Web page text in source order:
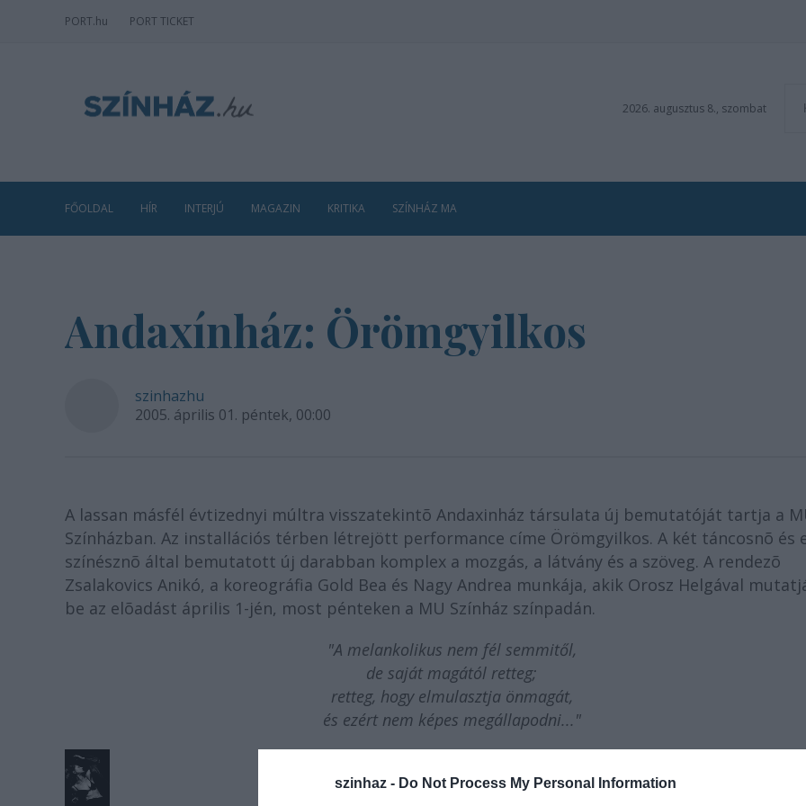
szinhaz - Do Not Process My Personal Information
PORT.hu PORT TICKET
2026. augusztus 8., szombat
FŐOLDAL HÍR INTERJÚ MAGAZIN KRITIKA SZÍNHÁZ MA
Andaxínház: Örömgyilkos
szinhazhu
2005. április 01. péntek, 00:00
A lassan másfél évtizednyi múltra visszatekintõ Andaxinház társulata új bemutatóját tartja a
Színházban. Az installációs térben létrejött performance címe Örömgyilkos. A két táncosnõ és
színésznõ által bemutatott új darabban komplex a mozgás, a látvány és a szöveg. A rendezõ
Zsalakovics Anikó, a koreográfia Gold Bea és Nagy Andrea munkája, akik Orosz Helgával
be az elõadást április 1-jén, most pénteken a MU Színház színpadán.
"A melankolikus nem fél semmitől,
de saját magától retteg;
retteg, hogy elmulasztja önmagát,
és ezért nem képes megállapodni..."